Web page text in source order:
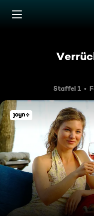
Zum Inhalt
Staffel 1